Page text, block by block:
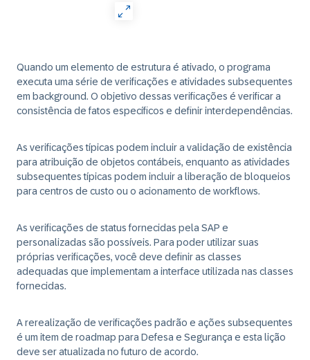
Quando um elemento de estrutura é ativado, o programa
executa uma série de verificações e atividades subsequentes
em background. O objetivo dessas verificações é verificar a
consistência de fatos específicos e definir interdependências.
As verificações típicas podem incluir a validação de existência
para atribuição de objetos contábeis, enquanto as atividades
subsequentes típicas podem incluir a liberação de bloqueios
para centros de custo ou o acionamento de workflows.
As verificações de status fornecidas pela SAP e
personalizadas são possíveis. Para poder utilizar suas
próprias verificações, você deve definir as classes
adequadas que implementam a interface utilizada nas classes
fornecidas.
A rerealização de verificações padrão e ações subsequentes
é um item de roadmap para Defesa e Segurança e esta lição
deve ser atualizada no futuro de acordo.